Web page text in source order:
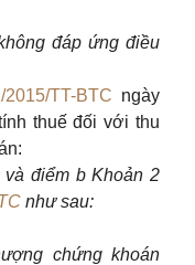
đáp ứng điều
2015/TT-BTC ngày
thuế đối với thu
điểm b Khoản 2
như sau:
chứng khoán